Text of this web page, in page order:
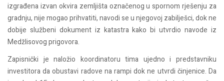
izgrađena izvan okvira zemljišta označenog u spornom rješenju za
gradnju, nije mogao prihvatiti, navodi se u njegovoj zabilješci, dok ne
dobije službeni dokument iz katastra kako bi utvrdio navode iz
Medžlisovog prigovora.
Zapisnički je naložio koordinatoru tima ujedno i predstavniku
investitora da obustavi radove na rampi dok ne utvrdi činjenice. Da